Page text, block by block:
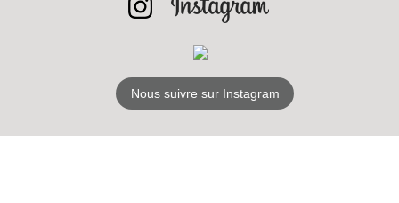
Nous suivre sur Instagram